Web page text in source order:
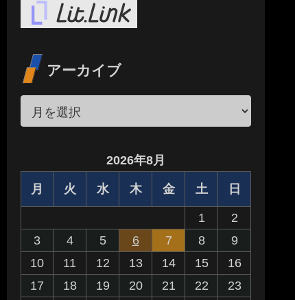
アーカイブ
2026年8月
月 火 水 木 金 土 日
1
2
3
4 5 6 7 8
9
10
11 12 13 14 15
16
17
18 19 20 21 22
23